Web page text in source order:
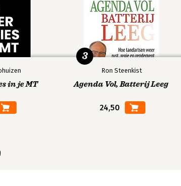
in je MT
Ron Steenkist
Agenda Vol, Batterij Leeg
24,50
3